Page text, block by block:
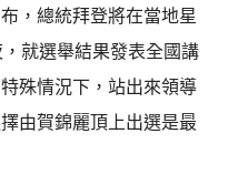
，總統拜登將在當地星
就選舉結果發表全國講
殊情況下，站出來領導
由賀錦麗頂上出選是最